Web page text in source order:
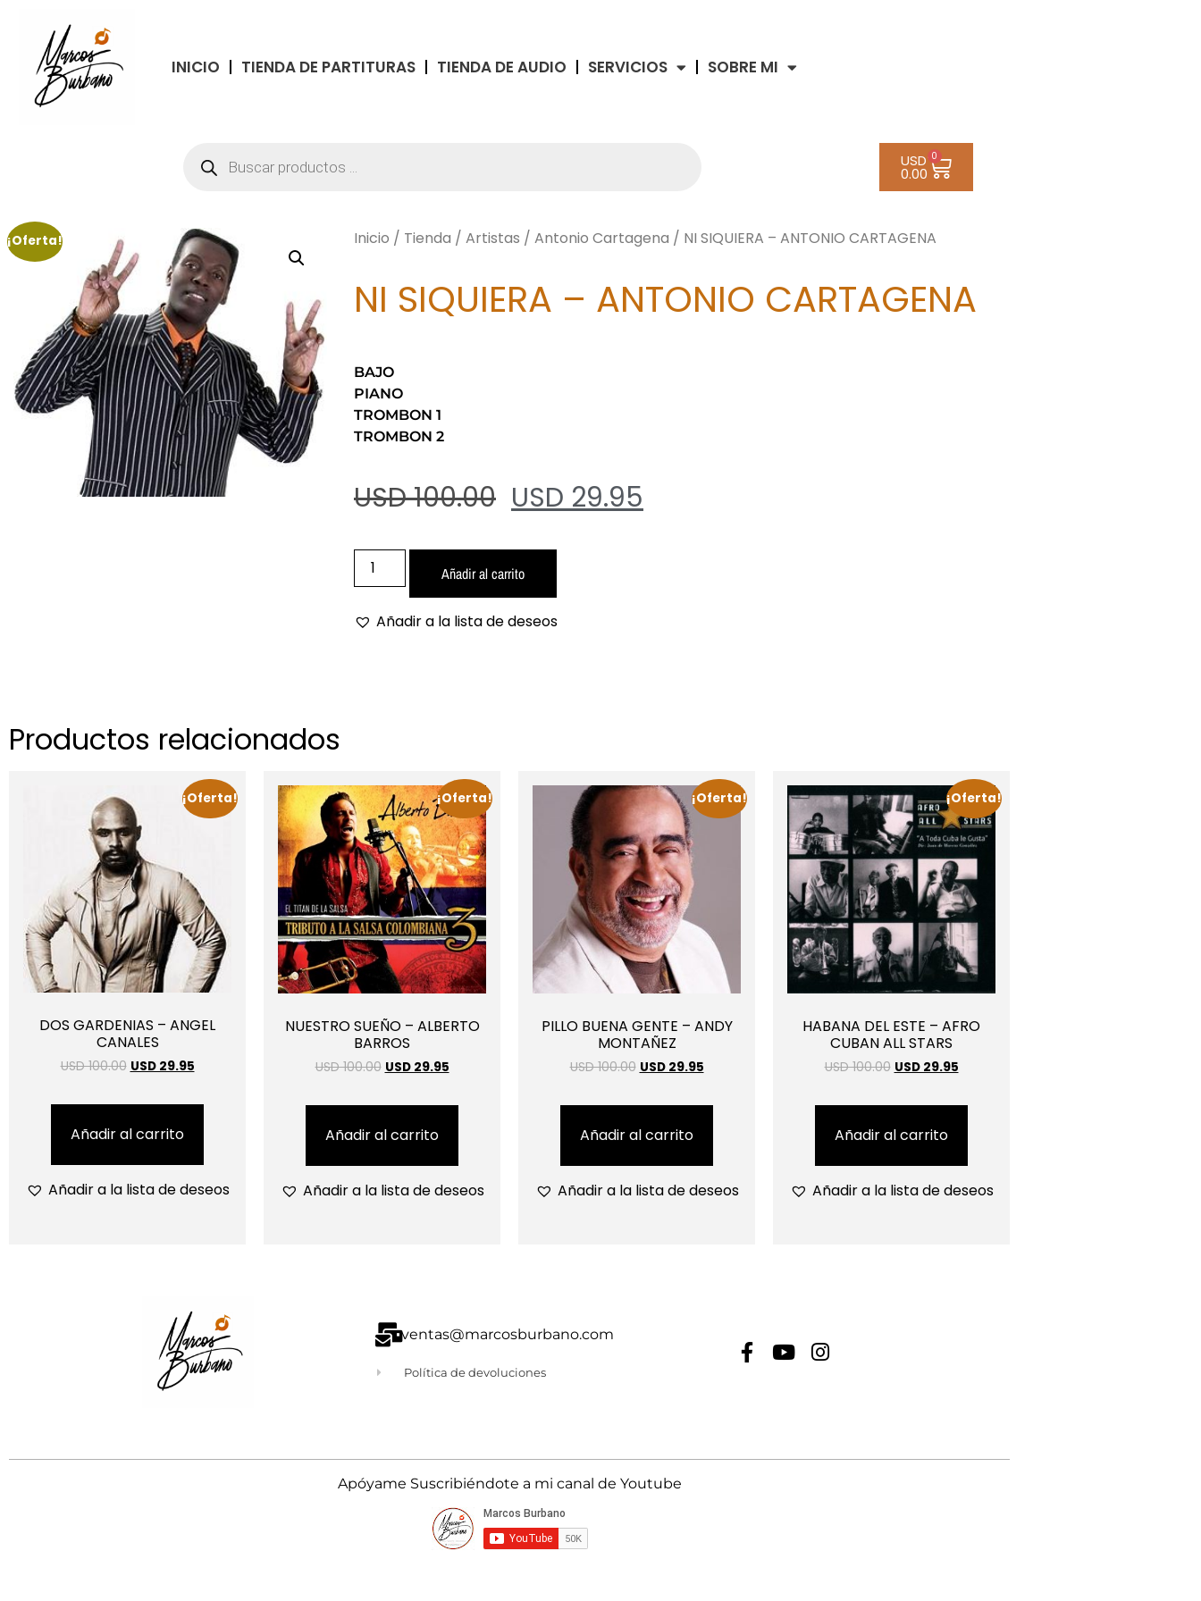
INICIO TIENDA DE PARTITURAS TIENDA DE AUDIO SERVICIOS SOBRE MI
USD
0.00
0
¡Oferta! Inicio / Tienda / Artistas / Antonio Cartagena / NI SIQUIERA – ANTONIO CARTAGENA
NI SIQUIERA – ANTONIO CARTAGENA
BAJO
PIANO
TROMBON 1
TROMBON 2
USD 100.00 USD 29.95
Añadir al carrito
Añadir a la lista de deseos
Productos relacionados
¡Oferta!
DOS GARDENIAS – ANGEL
CANALES
USD 100.00 USD 29.95
Añadir al carrito
Añadir a la lista de deseos
¡Oferta!
NUESTRO SUEÑO – ALBERTO
BARROS
USD 100.00 USD 29.95
Añadir al carrito
Añadir a la lista de deseos
¡Oferta!
PILLO BUENA GENTE – ANDY
MONTAÑEZ
USD 100.00 USD 29.95
Añadir al carrito
Añadir a la lista de deseos
¡Oferta!
HABANA DEL ESTE – AFRO
CUBAN ALL STARS
USD 100.00 USD 29.95
Añadir al carrito
Añadir a la lista de deseos
ventas@marcosburbano.com
Política de devoluciones
Apóyame Suscribiéndote a mi canal de Youtube